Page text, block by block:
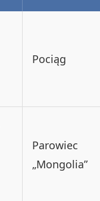
Pociąg
Parowiec
„Mongolia”